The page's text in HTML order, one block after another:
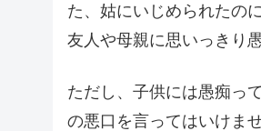
た、姑にいじめられたの
友人や母親に思いっきり
ただし、子供には愚痴っ
の悪口を言ってはいけませ